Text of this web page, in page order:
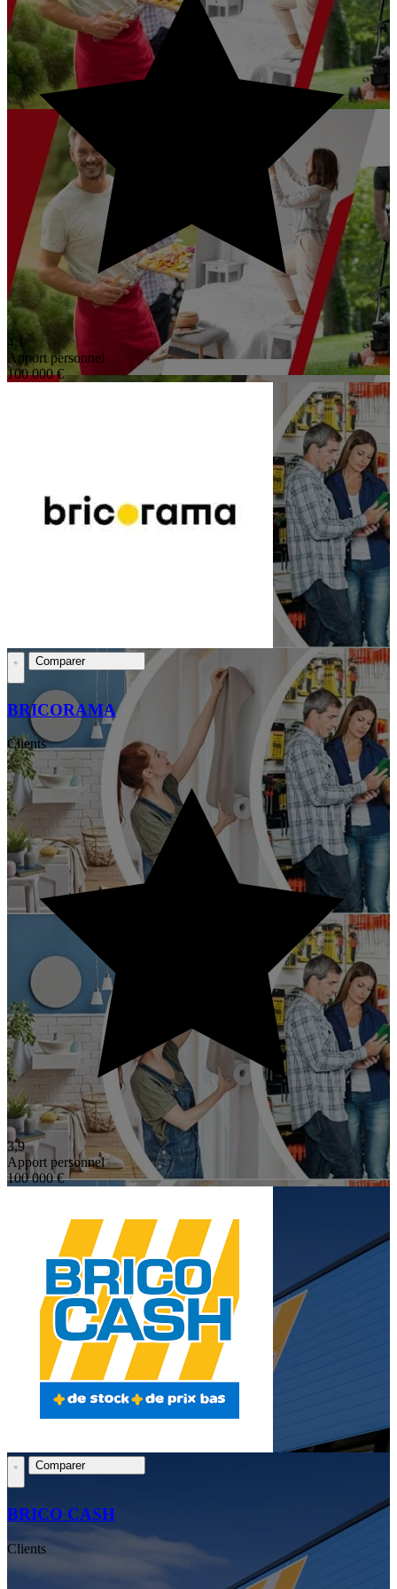
4,1
Apport personnel
100 000 €
Comparer
BRICORAMA
Clients
3,9
Apport personnel
100 000 €
Comparer
BRICO CASH
Clients